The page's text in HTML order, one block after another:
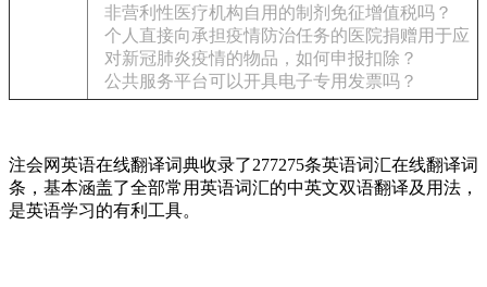
非营利性医疗机构自用的制剂免征增值税吗？
个人直接向承担疫情防治任务的医院捐赠用于应
对新冠肺炎疫情的物品，如何申报扣除？
公共服务平台可以开具电子专用发票吗？
注会网英语在线翻译词典收录了277275条英语词汇在线翻译词
条，基本涵盖了全部常用英语词汇的中英文双语翻译及用法，
是英语学习的有利工具。